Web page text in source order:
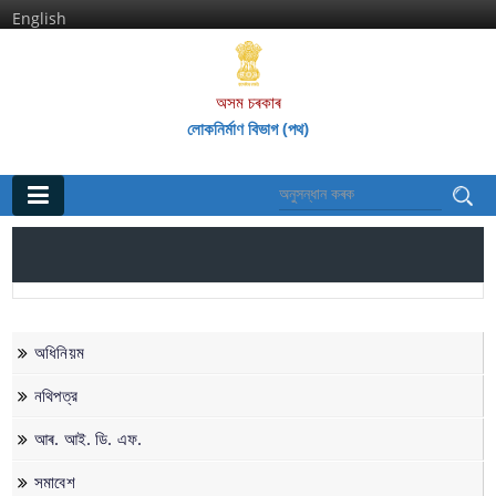
English
অসম চৰকাৰ
লোকনিৰ্মাণ বিভাগ (পথ)
অধিনিয়ম
নথিপত্র
আৰ. আই. ডি. এফ.
সমাবেশ